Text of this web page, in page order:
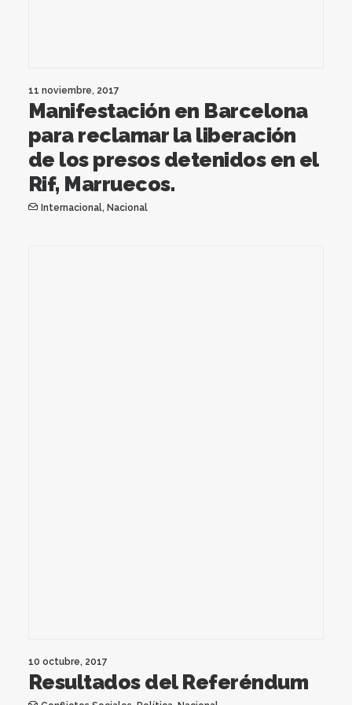
11 noviembre, 2017
Manifestación en Barcelona
para reclamar la liberación
de los presos detenidos en el
Rif, Marruecos.
Internacional, Nacional
10 octubre, 2017
Resultados del Referéndum